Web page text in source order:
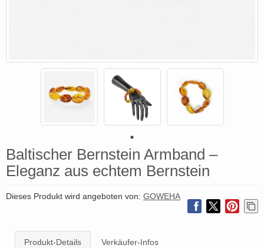
Baltischer Bernstein Armband –
Eleganz aus echtem Bernstein
Dieses Produkt wird angeboten von: GOWEHA
Produkt-Details Verkäufer-Infos